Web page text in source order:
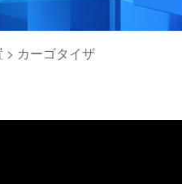
・デパレタイズシステム
置（垂直搬送機）
取組み
> カーゴタイザ